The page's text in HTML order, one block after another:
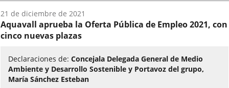
Fecha
del
audio:
21 de diciembre de 2021
Aquavall aprueba la Oferta Pública de Empleo 2021, con
cinco nuevas plazas
Declaraciones de: Concejala Delegada General de Medio
Ambiente y Desarrollo Sostenible y Portavoz del grupo,
María Sánchez Esteban